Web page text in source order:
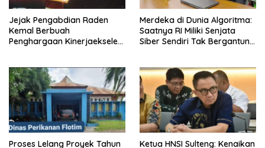
Jejak Pengabdian Raden
Kemal Berbuah
Penghargaan Kinerjaekselen
Merdeka di Dunia Algoritma:
Saatnya RI Miliki Senjata
Siber Sendiri Tak Bergantung
Proses Lelang Proyek Tahun
Ketua HNSI Sulteng: Kenaikan